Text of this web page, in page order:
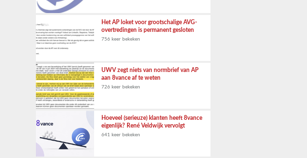
Het AP loket voor grootschalige AVG-
overtredingen is permanent gesloten
756 keer bekeken
UWV zegt niets van normbrief van AP
aan 8vance af te weten
726 keer bekeken
Hoeveel (serieuze) klanten heeft 8vance
eigenlijk? René Veldwijk vervolgt
641 keer bekeken